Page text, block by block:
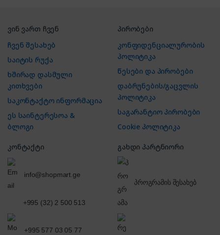
ვინ ვართ ჩვენ
ჩვენ შესახებ
საიტის რუქა
ხშირად დასმული
კითხვები
საკონტაქტო ინფორმაცია
ეს საინტერესოა &
ბლოგი
პირობები
კონფიდენციალურობის
პოლიტიკა
წესები და პირობები
დაბრუნების/გაცვლის
პოლიტიკა
საგარანტიო პირობები
Cookie პოლიტიკა
კონტაქტი
info@shopmart.ge
+995 (32) 2 500 513
+995 577 03 05 77
გახდი პარტნიორი
პროგრამის შესახებ